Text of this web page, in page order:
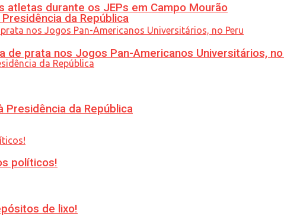
da República
Presidência da República
durante os JEPs em Campo Mourão
de prata nos Jogos Pan-Americanos Universitários,
políticos!
de lixo!